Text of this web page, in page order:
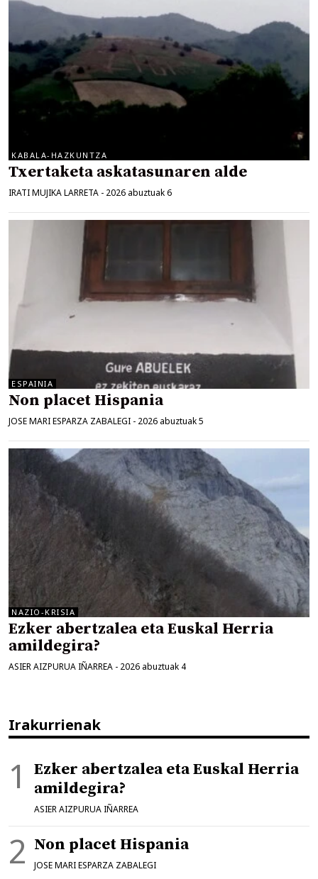
KABALA-HAZKUNTZA
Txertaketa askatasunaren alde
IRATI MUJIKA LARRETA - 2026 abuztuak 6
ESPAINIA
Non placet Hispania
JOSE MARI ESPARZA ZABALEGI - 2026 abuztuak 5
NAZIO-KRISIA
Ezker abertzalea eta Euskal Herria
amildegira?
ASIER AIZPURUA IÑARREA - 2026 abuztuak 4
Irakurrienak
Ezker abertzalea eta Euskal Herria
amildegira?
ASIER AIZPURUA IÑARREA
Non placet Hispania
JOSE MARI ESPARZA ZABALEGI